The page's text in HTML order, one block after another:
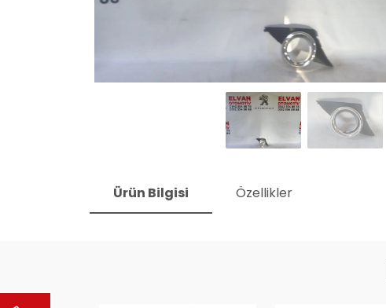
Ürün Bilgisi Özellikler